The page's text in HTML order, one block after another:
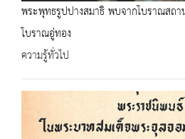
พระพุทธรูปปางสมาธิ พบจากโบราณสถ
โบราณอู่ทอง
ความรู้ทั่วไป